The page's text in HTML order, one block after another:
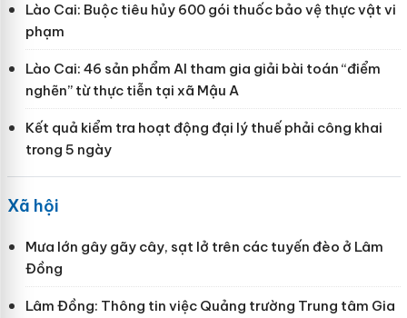
Lào Cai: Buộc tiêu hủy 600 gói thuốc bảo vệ thực vật vi
phạm
Lào Cai: 46 sản phẩm AI tham gia giải bài toán “điểm
nghẽn” từ thực tiễn tại xã Mậu A
Kết quả kiểm tra hoạt động đại lý thuế phải công khai
trong 5 ngày
Xã hội
Mưa lớn gây gãy cây, sạt lở trên các tuyến đèo ở Lâm
Đồng
Lâm Đồng: Thông tin việc Quảng trường Trung tâm Gia